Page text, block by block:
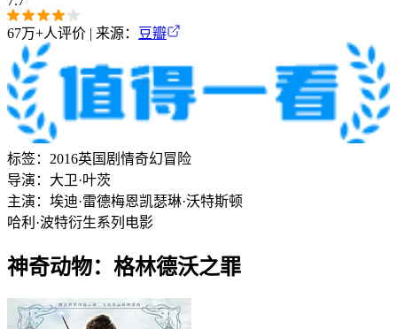
67万+人评价 | 来源： 豆瓣
标签： 2016英国剧情奇幻冒险
导演： 大卫·叶茨
主演： 埃迪·雷德梅恩凯瑟琳·沃特斯顿
哈利·波特衍生系列电影
神奇动物：格林德沃之罪